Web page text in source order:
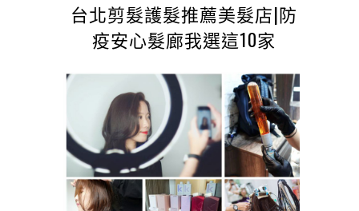
台北剪髮護髮推薦美髮店|防
疫安心髮廊我選這10家